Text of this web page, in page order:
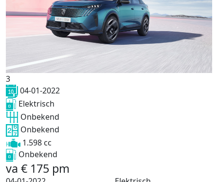
3
04-01-2022
Elektrisch
Onbekend
Onbekend
1.598 cc
Onbekend
va € 175 pm